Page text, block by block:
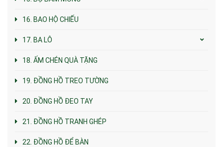
16. BAO HỘ CHIẾU
17. BA LÔ
18. ẤM CHÉN QUÀ TẶNG
19. ĐỒNG HỒ TREO TƯỜNG
20. ĐỒNG HỒ ĐEO TAY
21. ĐỒNG HỒ TRANH GHÉP
22. ĐỒNG HỒ ĐỂ BÀN